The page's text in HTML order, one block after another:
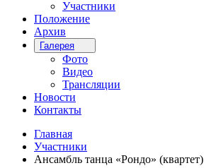
Участники
Положение
Архив
Галерея
Фото
Видео
Трансляции
Новости
Контакты
Главная
Участники
Ансамбль танца «Рондо» (квартет)